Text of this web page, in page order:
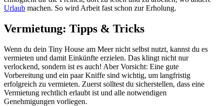
Urlaub machen. So wird Arbeit fast schon zur Erholung.
Vermietung: Tipps & Tricks
Wenn du dein Tiny House am Meer nicht selbst nutzt, kannst du es
vermieten und damit Einkünfte erzielen. Das klingt nicht nur
verlockend, sondern ist es auch! Aber Vorsicht: Eine gute
Vorbereitung und ein paar Kniffe sind wichtig, um langfristig
erfolgreich zu vermieten. Zuerst solltest du sicherstellen, dass eine
Vermietung rechtlich erlaubt ist und alle notwendigen
Genehmigungen vorliegen.